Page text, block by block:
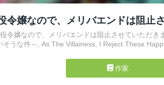
令嬢なので、メリバエンドは阻止
令嬢なので、メリバエンドは阻止させていただ
そうな件～, As The Villainess, I Reject These
作家